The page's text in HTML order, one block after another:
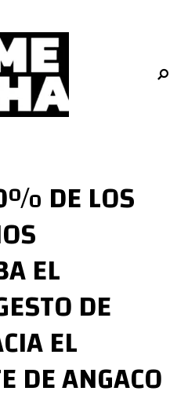
DIGITAL
DE LOS
EL
DE
EL
DE ANGACO